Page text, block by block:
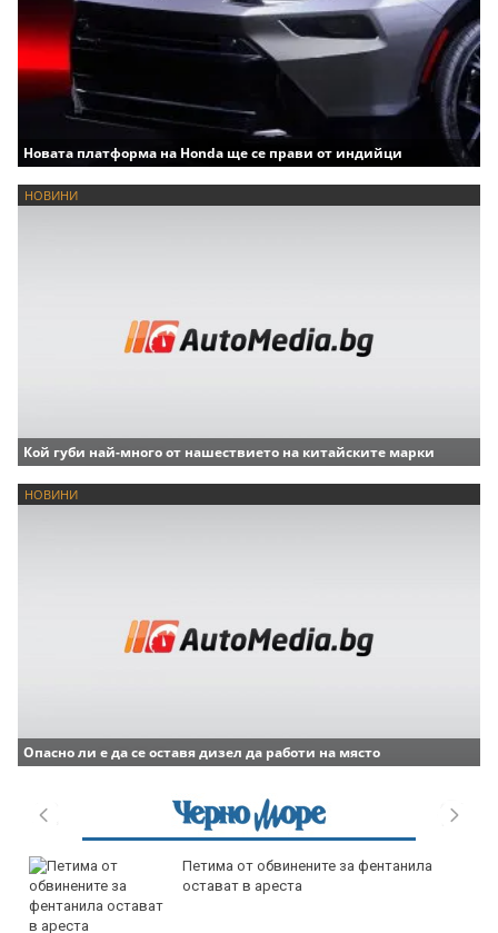
Новата платформа на Honda ще се прави от индийци
НОВИНИ
Кой губи най-много от нашествието на китайските марки
НОВИНИ
Опасно ли е да се оставя дизел да работи на място
Петима от обвинените за фентанила
остават в ареста